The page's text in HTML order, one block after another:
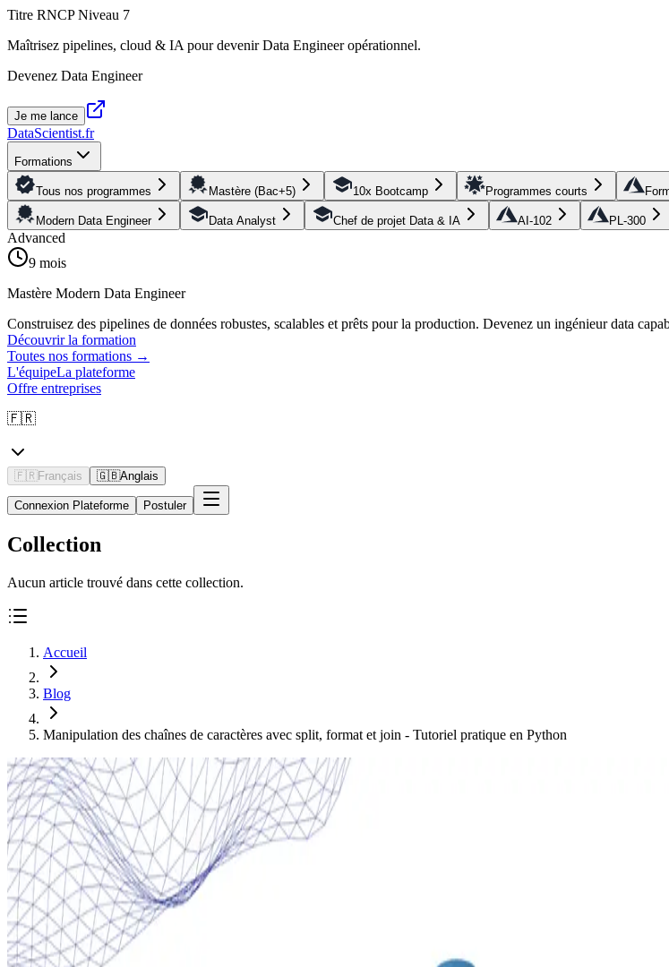
Titre RNCP Niveau 7
Maîtrisez pipelines, cloud & IA pour devenir Data Engineer opérationnel.
Devenez Data Engineer
Je me lance
DataScientist.fr
Formations
Tous nos programmes Mastère (Bac+5) 10x Bootcamp Programmes courts
Modern Data Engineer Data Analyst Chef de projet Data & IA AI-102 PL-300
Advanced
9 mois
Mastère Modern Data Engineer
Construisez des pipelines de données robustes, scalables et prêts pour la production. Devenez un ingénieur data
Découvrir la formation
Toutes nos formations →
L'équipeLa plateforme
Offre entreprises
🇫🇷
🇫🇷 Français 🇬🇧Anglais
Connexion Plateforme Postuler
Collection
Aucun article trouvé dans cette collection.
Accueil
Blog
Manipulation des chaînes de caractères avec split, format et join - Tutoriel pratique en Python